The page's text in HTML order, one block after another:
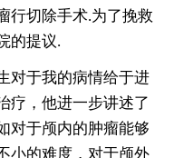
行切除手术.为了挽救
的提议.
于我的病情给于进
疗，他进一步讲述了
对于颅内的肿瘤能够
小的难度，对于颅外